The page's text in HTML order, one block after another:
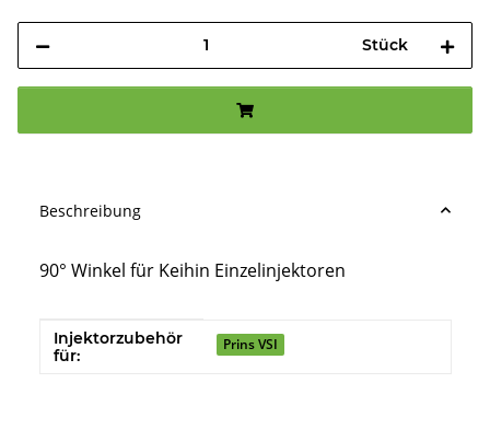
Stück
Beschreibung
90° Winkel für Keihin Einzelinjektoren
Produkteigenschaft
Wert
Injektorzubehör
für:
Prins VSI